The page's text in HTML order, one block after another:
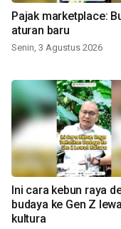
Pajak marketplace:
aturan baru
Senin, 3 Agustus 2026
Ini cara kebun raya
budaya ke Gen Z
kultura